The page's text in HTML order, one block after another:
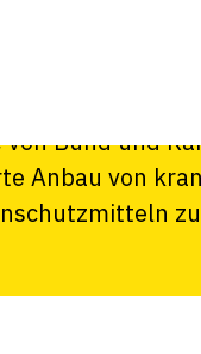
in der
Bund und
Anbau von